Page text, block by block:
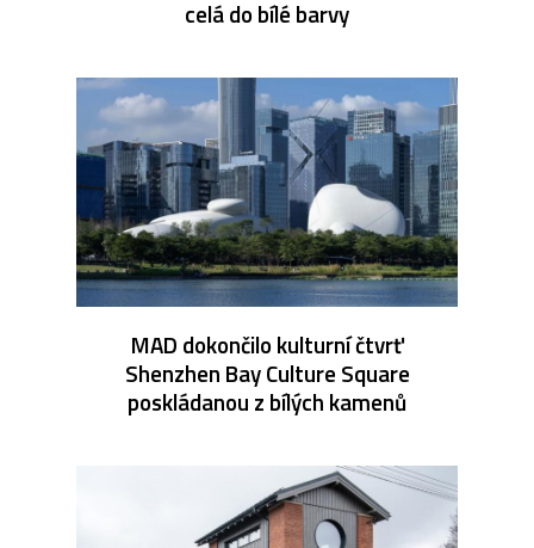
celá do bílé barvy
MAD dokončilo kulturní čtvrť
Shenzhen Bay Culture Square
poskládanou z bílých kamenů